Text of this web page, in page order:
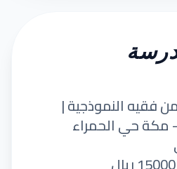
فقيه النموذجية |
حي الحمراء